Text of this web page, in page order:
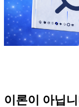
이론이 아닙